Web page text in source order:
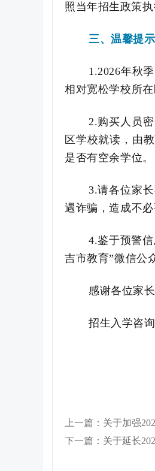
照当年招生政策执
三、温馨提示
1.2026年秋
相对宽松学校所在
2.购买人员
区学校就读，由
是否有空余学位。
3.请各位家
遇诈骗，造成不
4.鉴于预警
吉市教育”微信公
感谢各位家
招生入学咨询
下一篇：关于延长